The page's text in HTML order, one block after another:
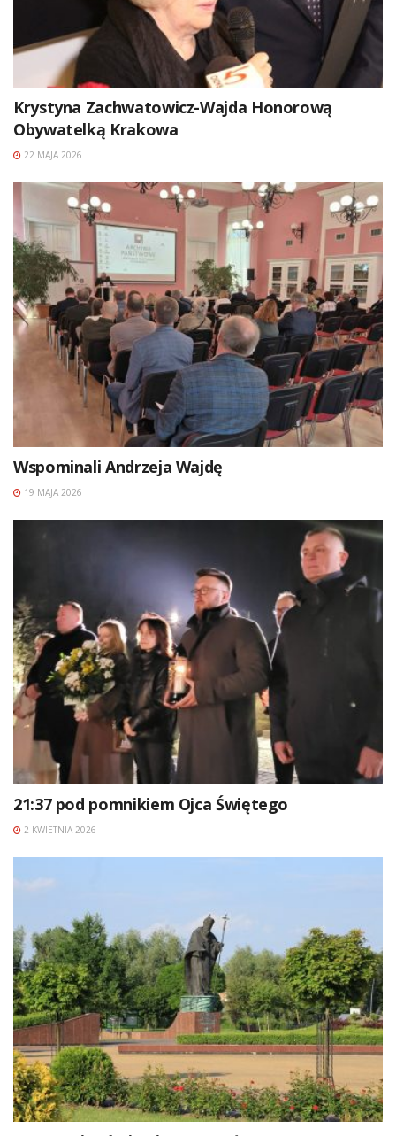
Krystyna Zachwatowicz-Wajda Honorową
Obywatelką Krakowa
22 MAJA 2026
Wspominali Andrzeja Wajdę
19 MAJA 2026
21:37 pod pomnikiem Ojca Świętego
2 KWIETNIA 2026